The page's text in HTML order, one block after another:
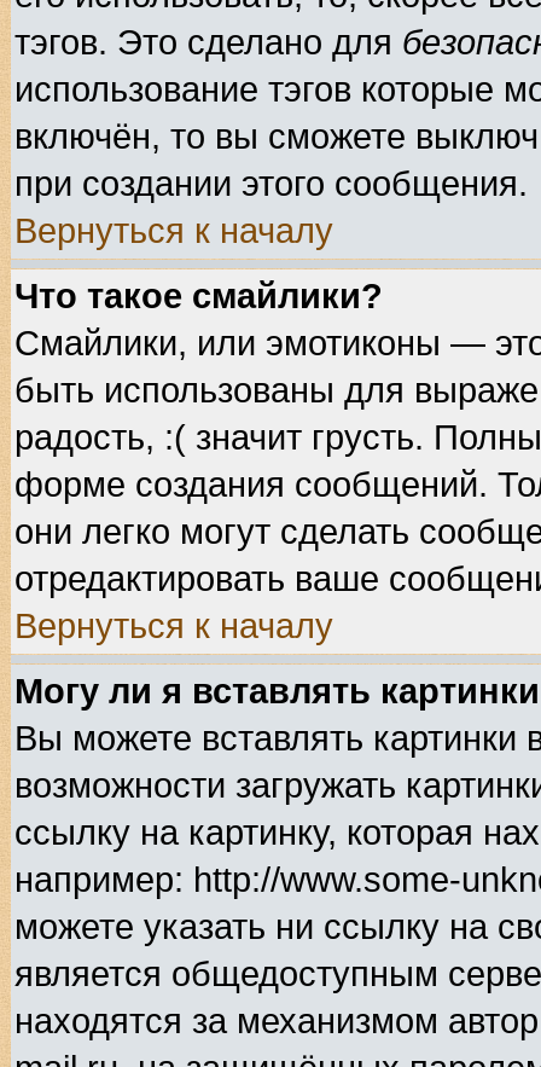
тэгов. Это сделано для
использование тэгов которые
включён, то вы сможете
при создании этого сообщения.
Вернуться к началу
Что такое смайлики?
Смайлики, или эмотиконы —
быть использованы для
радость, :( значит грусть.
форме создания сообщений.
они легко могут сделать
отредактировать ваше
Вернуться к началу
Могу ли я вставлять
Вы можете вставлять
возможности загружать
ссылку на картинку, которая
например: http://www.some-
можете указать ни ссылку на
является общедоступным
находятся за механизмом